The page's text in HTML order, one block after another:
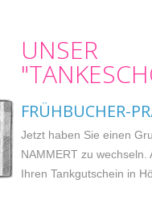
UNSER
FRÜHBUCHER-
Jetzt haben Sie einen
NAMMERT zu
Ihren Tankgutschein in